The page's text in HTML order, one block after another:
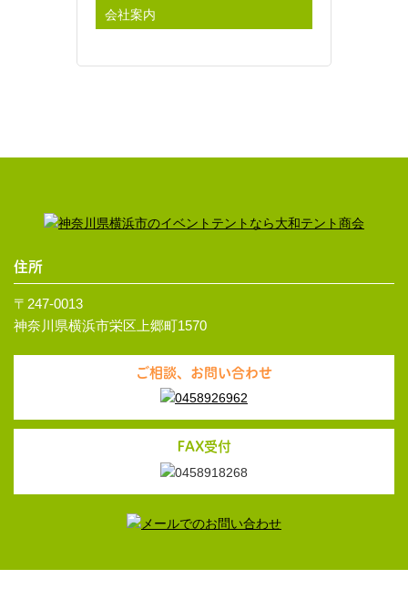
会社案内
住所
〒247-0013
神奈川県横浜市栄区上郷町1570
ご相談、お問い合わせ
FAX受付